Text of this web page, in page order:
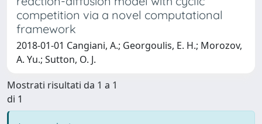
competition via a novel computational
framework
2018-01-01 Cangiani, A.; Georgoulis, E. H.; Morozov,
A. Yu.; Sutton, O. J.
Mostrati risultati da 1 a 1
di 1